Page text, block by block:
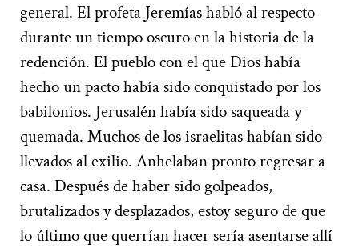
general. El profeta Jeremías habló al respecto
durante un tiempo oscuro en la historia de la
redención. El pueblo con el que Dios había
hecho un pacto había sido conquistado por los
babilonios. Jerusalén había sido saqueada y
quemada. Muchos de los israelitas habían sido
llevados al exilio. Anhelaban pronto regresar a
casa. Después de haber sido golpeados,
brutalizados y desplazados, estoy seguro de que
lo último que querrían hacer sería asentarse allí